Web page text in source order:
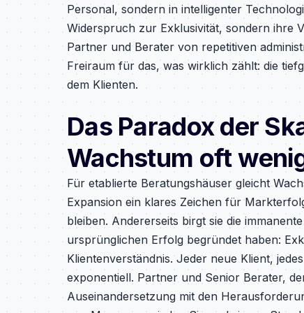
Personal, sondern in intelligenter
Widerspruch zur Exklusivität, sondern ihre
Partner und Berater von repetitiven
Freiraum für das, was wirklich zählt: die
dem Klienten.
Das Paradox der
Wachstum oft
Für etablierte Beratungshäuser gleicht
Expansion ein klares Zeichen für
bleiben. Andererseits birgt sie die
ursprünglichen Erfolg begründet haben:
Klientenverständnis. Jeder neue Klient,
exponentiell. Partner und Senior Berater,
Auseinandersetzung mit den